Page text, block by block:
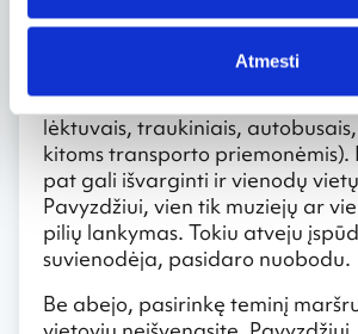
Atmesti
esančius objektus, kuriuos
aplankyti, jei, tarkim liktų laisvo
Kelionėje vargina ne tik
lėktuvais, traukiniais,
kitoms transporto priemonėmis).
pat gali išvarginti ir vienodų
Pavyzdžiui, vien tik muziejų ar
pilių lankymas. Tokiu atveju
suvienodėja, pasidaro nuobodu.
Be abejo, pasirinkę teminį